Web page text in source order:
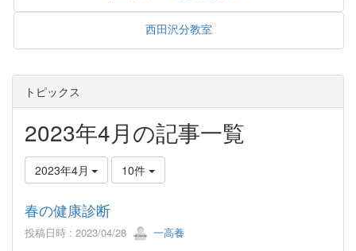
西田沢分教室
トピックス
2023年4月の記事一覧
2023年4月 10件
春の健康診断
投稿日時 : 2023/04/28 一高養